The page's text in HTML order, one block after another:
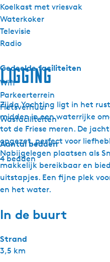
Koelkast met vriesvak
Waterkoker
Televisie
Radio
Gedeelde faciliteiten
Wifi
Parkeerterrein
Fietsverhuur
Wasfaciliteiten
Aantal bedden
4 bedden
Ligging
Zijda Yachting ligt in het
midden in een waterrijke
tot de Friese meren. De
opgezet, perfect voor
Nabijgelegen plaatsen als
makkelijk bereikbaar en
uitstapjes. Een fijne plek
en het water.
In de buurt
Strand
3,5 km